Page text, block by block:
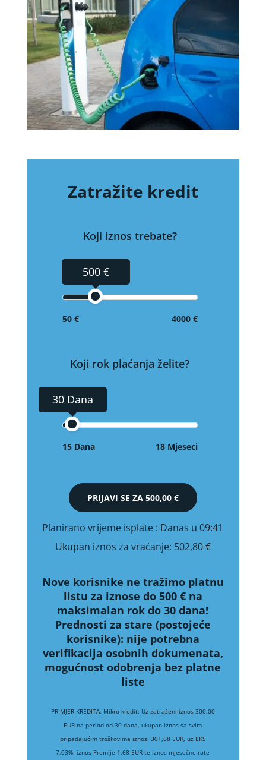
Zatražite kredit
Koji iznos trebate?
500 €
50 € 4000 €
Koji rok plaćanja želite?
30 Dana
15 Dana 18 Mjeseci
PRIJAVI SE ZA 500,00 €
Planirano vrijeme isplate : Danas u 09:41
Ukupan iznos za vraćanje: 502,80 €
Nove korisnike ne tražimo platnu
listu za iznose do 500 € na
maksimalan rok do 30 dana!
Prednosti za stare (postojeće
korisnike): nije potrebna
verifikacija osobnih dokumenata,
mogućnost odobrenja bez platne
liste
PRIMJER KREDITA: Mikro kredit: Uz zatraženi iznos 300,00
EUR na period od 30 dana, ukupan iznos sa svim
pripadajućim troškovima iznosi 301,68 EUR, uz EKS
7,03%, iznos Premije 1,68 EUR te iznos mjesečne rate